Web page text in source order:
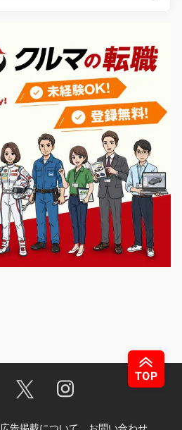
広告掲載について お問い合わせ